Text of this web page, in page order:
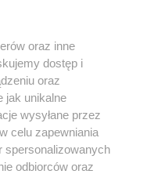
oraz inne
dostęp i
oraz
jak unikalne
wysyłane przez
celu zapewniania
spersonalizowanych
odbiorców oraz